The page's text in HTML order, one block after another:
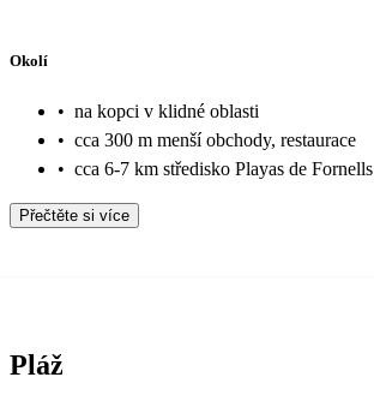
Okolí
• na kopci v klidné oblasti
• cca 300 m menší obchody, restaurace
• cca 6-7 km středisko Playas de Fornells
Přečtěte si více
Pláž